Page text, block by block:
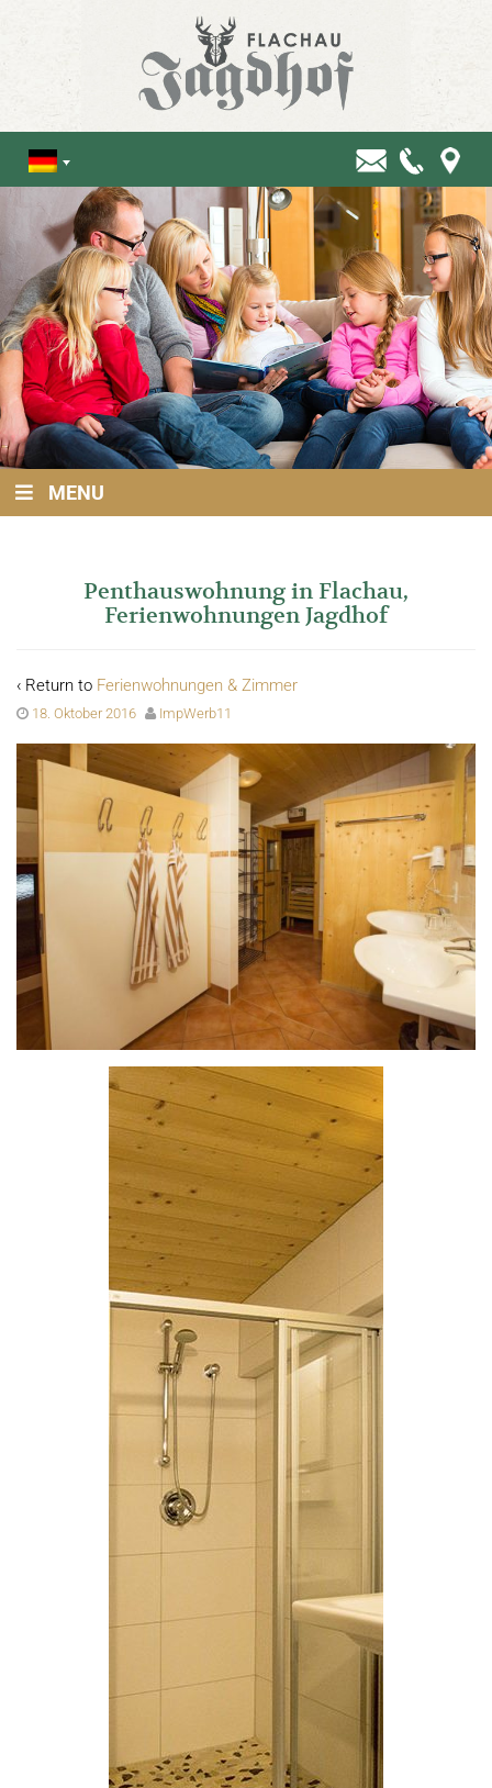
MENU
Penthauswohnung in Flachau,
Ferienwohnungen Jagdhof
‹ Return to Ferienwohnungen & Zimmer
18. Oktober 2016 ImpWerb11